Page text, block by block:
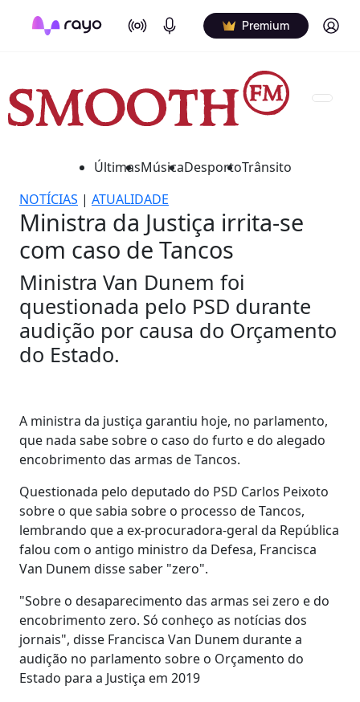
On Air Podcasts Premium Log in
ÚltimasMúsicaDesportoTrânsito
NOTÍCIAS | ATUALIDADE
Ministra da Justiça irrita-se
com caso de Tancos
Ministra Van Dunem foi
questionada pelo PSD durante
audição por causa do Orçamento
do Estado.
A ministra da justiça garantiu hoje, no parlamento,
que nada sabe sobre o caso do furto e do alegado
encobrimento das armas de Tancos.
Questionada pelo deputado do PSD Carlos Peixoto
sobre o que sabia sobre o processo de Tancos,
lembrando que a ex-procuradora-geral da República
falou com o antigo ministro da Defesa, Francisca
Van Dunem disse saber "zero".
"Sobre o desaparecimento das armas sei zero e do
encobrimento zero. Só conheço as notícias dos
jornais", disse Francisca Van Dunem durante a
audição no parlamento sobre o Orçamento do
Estado para a Justiça em 2019